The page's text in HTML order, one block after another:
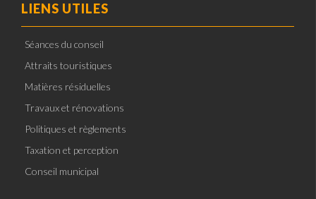
LIENS UTILES
Séances du conseil
Attraits touristiques
Matières résiduelles
Travaux et rénovations
Politiques et règlements
Taxation et perception
Conseil municipal